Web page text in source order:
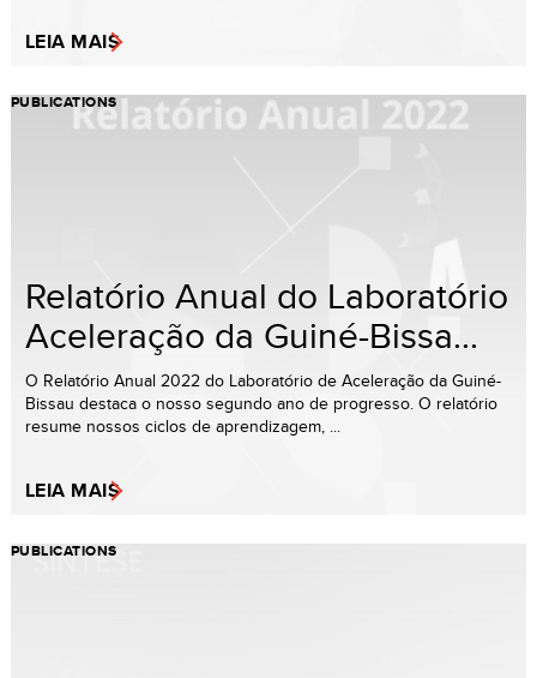
LEIA MAIS
PUBLICATIONS
Relatório Anual do Laboratório
Aceleração da Guiné-Bissa...
O Relatório Anual 2022 do Laboratório de Aceleração da Guiné-
Bissau destaca o nosso segundo ano de progresso. O relatório
resume nossos ciclos de aprendizagem, ...
LEIA MAIS
PUBLICATIONS